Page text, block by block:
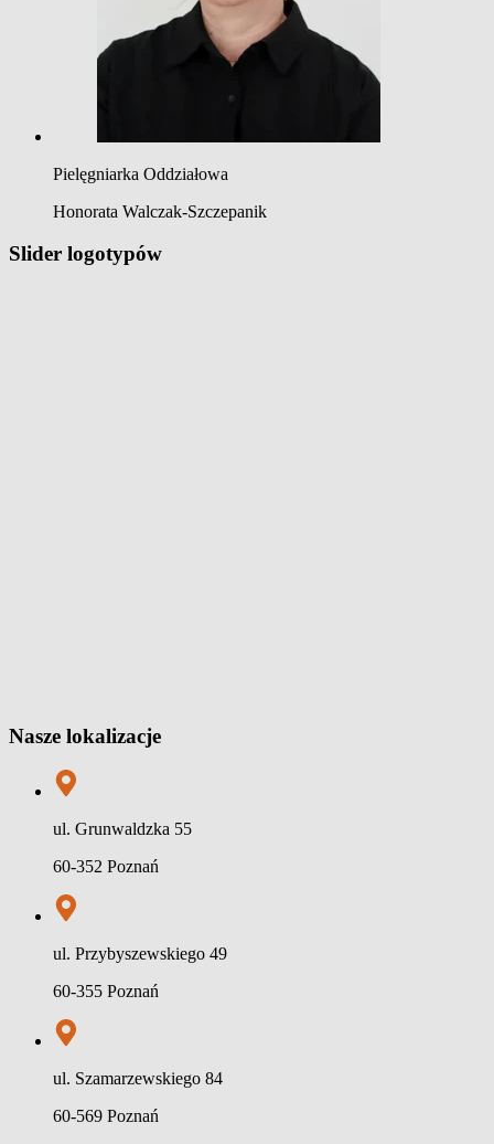
Pielęgniarka Oddziałowa
Honorata Walczak-Szczepanik
Slider logotypów
Nasze lokalizacje
ul. Grunwaldzka 55
60-352 Poznań
ul. Przybyszewskiego 49
60-355 Poznań
ul. Szamarzewskiego 84
60-569 Poznań